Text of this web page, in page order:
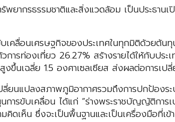
ยากรธรรมชาติและสิ่งแวดล้อม เป็นประธ
คลื่อนเศรษฐกิจของประเทศในทุกมิติด้วยต้น
ารท่องเที่ยว 26.27% สร้างรายได้ให้กับป
ขึ้นเฉลี่ย 1.5 องศาเซลเซียส ส่งผลต่อการเ
ยนแปลงสภาพภูมิอากาศรวมถึงการปกป้องร
ารขับเคลื่อน ได้แก่ “ร่างพระราชบัญญัติกา
ดเห็น ซึ่งจะเป็นพื้นฐานและเป็นเครื่องมือที่เ